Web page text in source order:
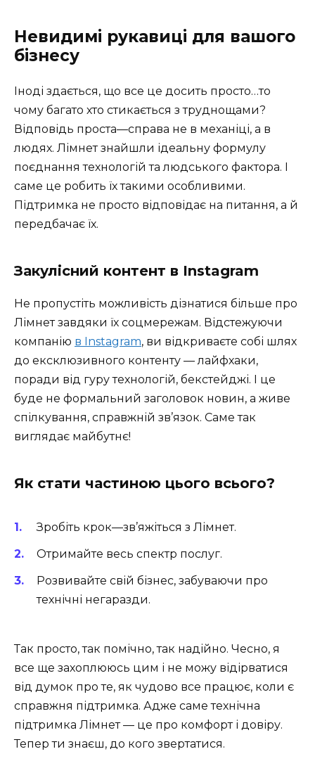
Невидимі рукавиці для вашого
бізнесу
Іноді здається, що все це досить просто…то
чому багато хто стикається з труднощами?
Відповідь проста—справа не в механіці, а в
людях. Лімнет знайшли ідеальну формулу
поєднання технологій та людського фактора. І
саме це робить їх такими особливими.
Підтримка не просто відповідає на питання, а й
передбачає їх.
Закулісний контент в Instagram
Не пропустіть можливість дізнатися більше про
Лімнет завдяки їх соцмережам. Відстежуючи
компанію в Instagram, ви відкриваєте собі шлях
до ексклюзивного контенту — лайфхаки,
поради від гуру технологій, бекстейджі. І це
буде не формальний заголовок новин, а живе
спілкування, справжній зв’язок. Саме так
виглядає майбутнє!
Як стати частиною цього всього?
Зробіть крок—зв’яжіться з Лімнет.
Отримайте весь спектр послуг.
Розвивайте свій бізнес, забуваючи про
технічні негаразди.
Так просто, так помічно, так надійно. Чесно, я
все ще захоплююсь цим і не можу відірватися
від думок про те, як чудово все працює, коли є
справжня підтримка. Адже саме технічна
підтримка Лімнет — це про комфорт і довіру.
Тепер ти знаєш, до кого звертатися.